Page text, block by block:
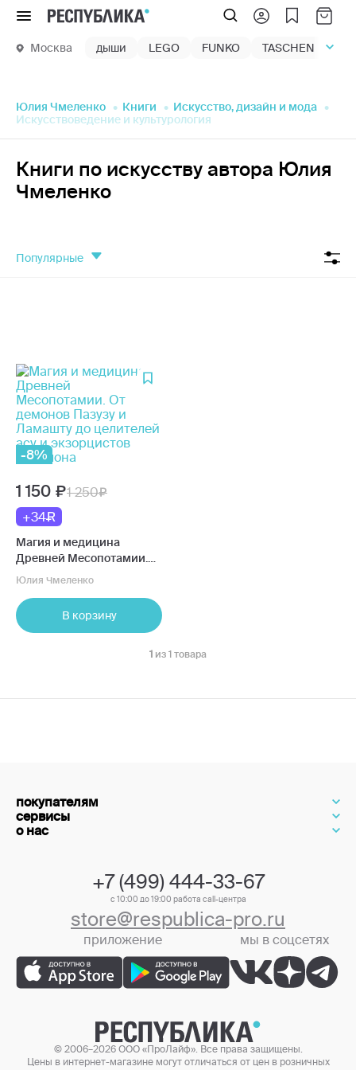
Меню
Москва дыши LEGO FUNKO TASCHEN
Юлия Чмеленко Книги
Искусство, дизайн и мода
Искусствоведение и культурология
Книги по искусству автора Юлия
Чмеленко
популярные
-8%
1 150
1 250
+34
Магия и медицина
Древней Месопотамии.
От демонов Пазузу и
асу и экзорцистов
Вавилона
Юлия Чмеленко
В корзину
1 из 1 товара
покупателям
сервисы
о нас
+7 (499) 444-33-67
с 10:00 до 19:00 работа call-центра
store@respublica-pro.ru
приложение мы в соцсетях
© 2006–2026 ООО «ПроЛайф». Все права защищены.
Цены в интернет-магазине могут отличаться от цен в розничных